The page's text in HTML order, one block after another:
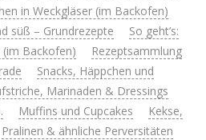
in Weckgläser (im Backofen)
süß – Grundrezepte
So geht’s:
(im Backofen)
Rezeptsammlung
Snacks, Häppchen und
Marinaden & Dressings
Muffins und Cupcakes
Kekse,
Pralinen & ähnliche Perversitäten